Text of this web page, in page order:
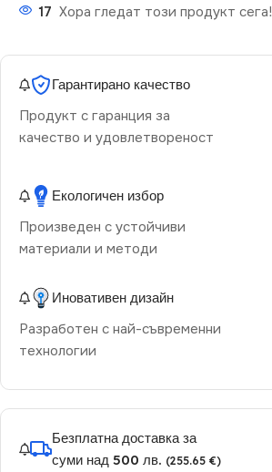
17 Хора гледат този продукт сега!
Гарантирано качество
Продукт с гаранция за
качество и удовлетвореност
Екологичен избор
Произведен с устойчиви
материали и методи
Иновативен дизайн
Разработен с най-съвременни
технологии
Безплатна доставка за
суми над 500 лв. (255.65 €)